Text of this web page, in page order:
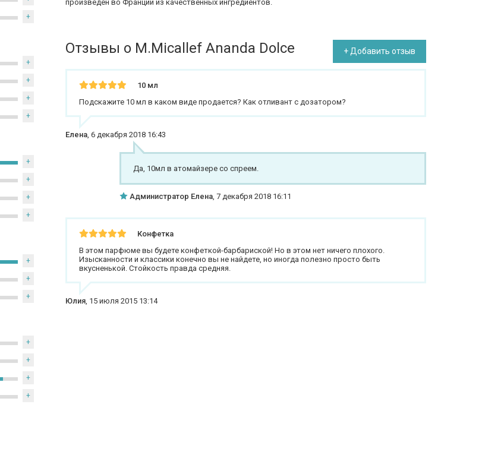
+
+
+
+
+
+
+
+
+
+
+
+
+
+
+
+
произведен во Франции из качественных ингредиентов.
Отзывы о M.Micallef Ananda Dolce + Добавить отзыв
10 мл
Подскажите 10 мл в каком виде продается? Как отливант с дозатором?
Елена,6 декабря 2018 16:43
Да, 10мл в атомайзере со спреем.
Администратор Елена,7 декабря 2018 16:11
Конфетка
В этом парфюме вы будете конфеткой-барбариской! Но в этом нет ничего плохого.
Изысканности и классики конечно вы не найдете, но иногда полезно просто быть
вкусненькой. Стойкость правда средняя.
Юлия, 15 июля 2015 13:14